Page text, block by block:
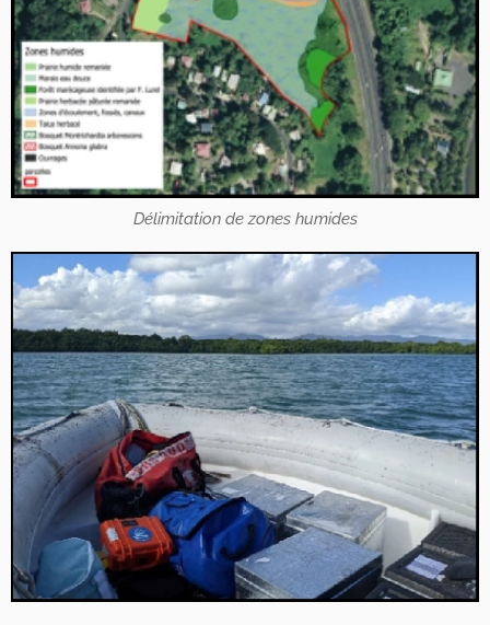
Délimitation de zones humides